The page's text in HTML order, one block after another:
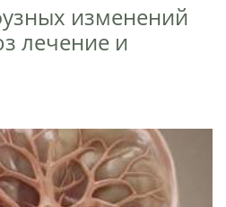
изменений
лечение и